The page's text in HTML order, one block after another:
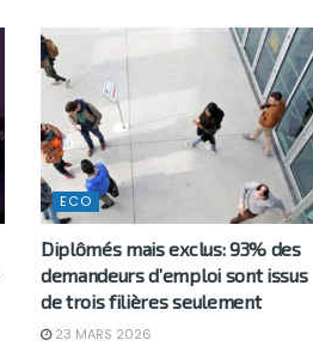
ECO
Diplômés mais exclus: 93% des
demandeurs d’emploi sont issus
de trois filières seulement
23 MARS 2026